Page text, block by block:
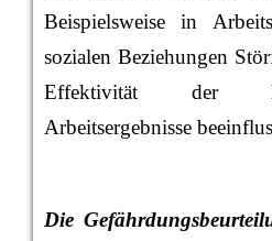
Beispielsweise in
sozialen Beziehungen
Effektivität der
Arbeitsergebnisse
Die